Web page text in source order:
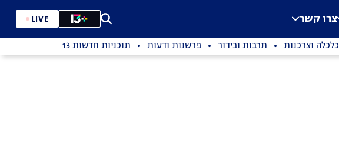
צרו קשר LIVE
כלכלה וצרכנות תרבות ובידור פרשנות ודעות תוכניות חדשות 13